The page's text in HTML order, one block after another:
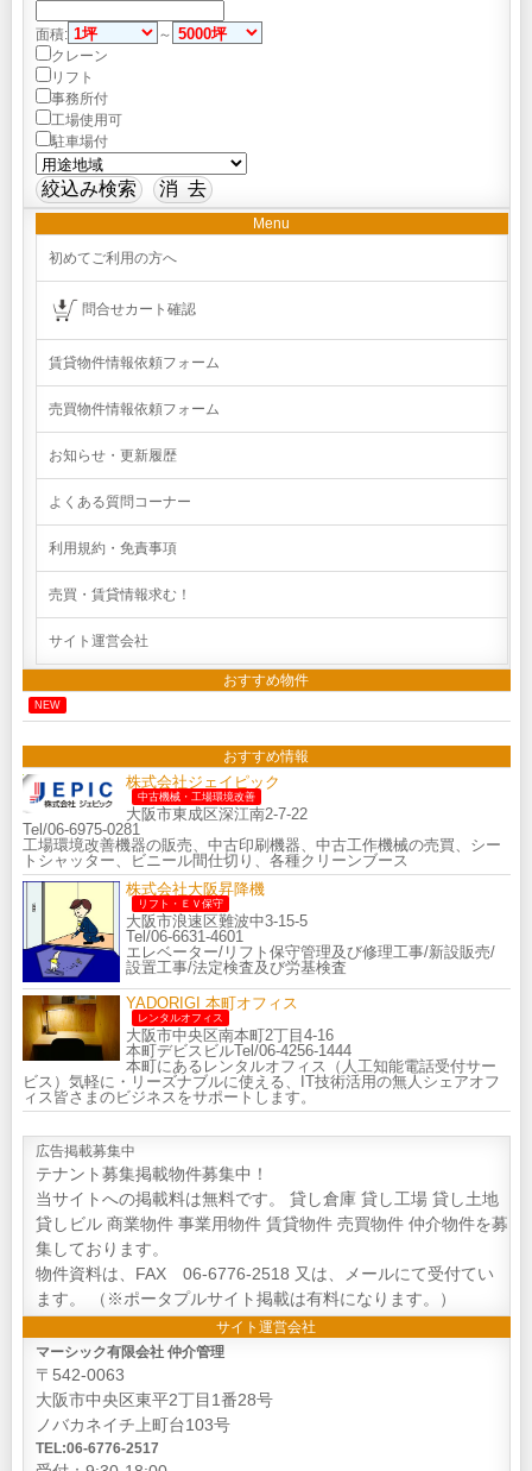
面積:
～
クレーン
リフト
事務所付
工場使用可
駐車場付
Menu
初めてご利用の方へ
問合せカート確認
賃貸物件情報依頼フォーム
売買物件情報依頼フォーム
お知らせ・更新履歴
よくある質問コーナー
利用規約・免責事項
売買・賃貸情報求む！
サイト運営会社
おすすめ物件
NEW
おすすめ情報
株式会社ジェイピック
中古機械・工場環境改善
大阪市東成区深江南2-7-22
Tel/06-6975-0281
工場環境改善機器の販売、中古印刷機器、中古工作機械の売買、シー
トシャッター、ビニール間仕切り、各種クリーンブース
株式会社大阪昇降機
リフト・ＥＶ保守
大阪市浪速区難波中3-15-5
Tel/06-6631-4601
エレベーター/リフト保守管理及び修理工事/新設販売/
設置工事/法定検査及び労基検査
YADORIGI 本町オフィス
レンタルオフィス
大阪市中央区南本町2丁目4-16
本町デビスビルTel/06-4256-1444
本町にあるレンタルオフィス（人工知能電話受付サー
ビス）気軽に・リーズナブルに使える、IT技術活用の無人シェアオフ
ィス皆さまのビジネスをサポートします。
広告掲載募集中
テナント募集掲載物件募集中！
当サイトへの掲載料は無料です。 貸し倉庫 貸し工場 貸し土地
貸しビル 商業物件 事業用物件 賃貸物件 売買物件 仲介物件を募
集しております。
物件資料は、FAX 06-6776-2518 又は、メールにて受付てい
ます。 （※ポータプルサイト掲載は有料になります。）
サイト運営会社
マーシック有限会社 仲介管理
〒542-0063
大阪市中央区東平2丁目1番28号
ノバカネイチ上町台103号
TEL:06-6776-2517